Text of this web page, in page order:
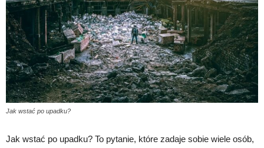
Jak wstać po upadku?
Jak wstać po upadku? To pytanie, które zadaje sobie wiele osób,